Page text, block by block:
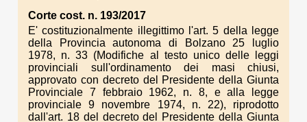
Corte cost. n. 193/2017
E' costituzionalmente illegittimo l'art. 5 della legge
della Provincia autonoma di Bolzano 25 luglio
1978, n. 33 (Modifiche al testo unico delle leggi
provinciali sull'ordinamento dei masi chiusi,
approvato con decreto del Presidente della Giunta
Provinciale 7 febbraio 1962, n. 8, e alla legge
provinciale 9 novembre 1974, n. 22), riprodotto
dall'art. 18 del decreto del Presidente della Giunta